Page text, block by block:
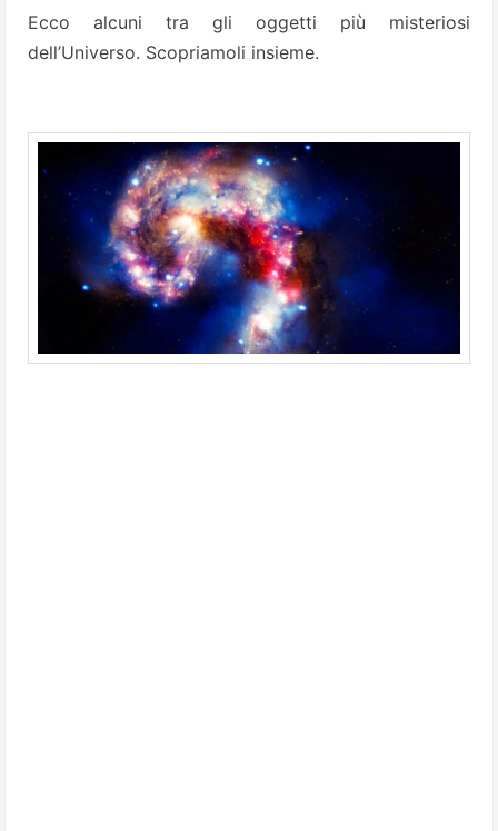
Ecco alcuni tra gli oggetti più misteriosi
dell’Universo. Scopriamoli insieme.